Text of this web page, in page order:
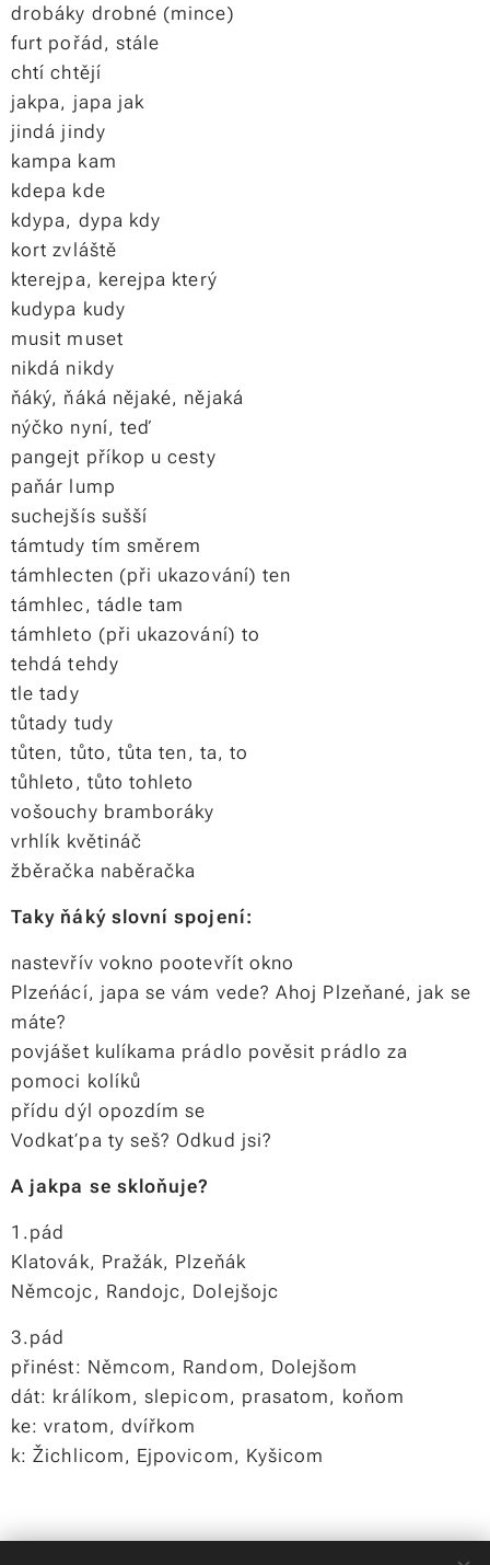
drobáky drobné (mince)
furt pořád, stále
chtí chtějí
jakpa, japa jak
jindá jindy
kampa kam
kdepa kde
kdypa, dypa kdy
kort zvláště
kterejpa, kerejpa který
kudypa kudy
musit muset
nikdá nikdy
ňáký, ňáká nějaké, nějaká
nýčko nyní, teď
pangejt příkop u cesty
paňár lump
suchejšís sušší
támtudy tím směrem
támhlecten (při ukazování) ten
támhlec, tádle tam
támhleto (při ukazování) to
tehdá tehdy
tle tady
tůtady tudy
tůten, tůto, tůta ten, ta, to
tůhleto, tůto tohleto
vošouchy bramboráky
vrhlík květináč
žběračka naběračka
Taky ňáký slovní spojení:
nastevřív vokno pootevřít okno
Plzeńácí, japa se vám vede? Ahoj Plzeňané, jak se
máte?
povjášet kulíkama prádlo pověsit prádlo za
pomoci kolíků
přídu dýl opozdím se
Vodkaťpa ty seš? Odkud jsi?
A jakpa se skloňuje?
1.pád
Klatovák, Pražák, Plzeňák
Němcojc, Randojc, Dolejšojc
3.pád
přinést: Němcom, Random, Dolejšom
dát: králíkom, slepicom, prasatom, koňom
ke: vratom, dvířkom
k: Žichlicom, Ejpovicom, Kyšicom